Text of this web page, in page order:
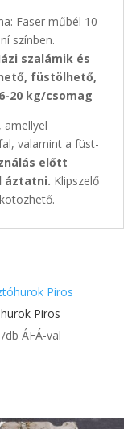
Faser műbél 10
színben.
szalámik és
füstölhető,
20 kg/csomag
amellyel
valamint a füst-
előtt
áztatni. Klipszelő
Piros
/db ÁFÁ-val